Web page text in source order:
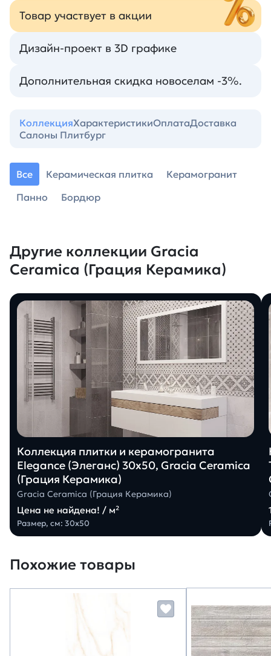
Товар участвует в акции
Дизайн-проект в 3D графике
Дополнительная скидка новоселам -3%.
КоллекцияХарактеристикиОплатаДоставка
Салоны Плитбург
Все Керамическая плитка
Керамогранит
Панно
Бордюр
Другие коллекции Gracia
Ceramica (Грация Керамика)
Коллекция плитки и керамогранита
Elegance (Элеганс) 30х50, Gracia Ceramica
(Грация Керамика)
Gracia Ceramica (Грация Керамика)
Цена не найдена! / м²
Размер, см: 30х50
Похожие товары